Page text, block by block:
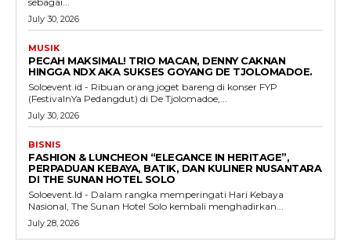
July 30, 2026
MUSIK
PECAH MAKSIMAL! TRIO MACAN, DENNY CAKNAN
HINGGA NDX AKA SUKSES GOYANG DE TJOLOMADOE.
Soloevent.id - Ribuan orang joget bareng di konser FYP
(FestivalnYa Pedangdut) di De Tjolomadoe,...
July 30, 2026
BISNIS
FASHION & LUNCHEON “ELEGANCE IN HERITAGE”,
PERPADUAN KEBAYA, BATIK, DAN KULINER NUSANTARA
DI THE SUNAN HOTEL SOLO
Soloevent.Id - Dalam rangka memperingati Hari Kebaya
Nasional, The Sunan Hotel Solo kembali menghadirkan...
July 28, 2026